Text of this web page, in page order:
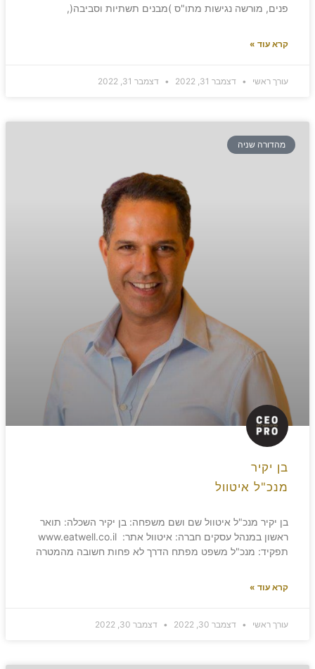
פנים, מורשה נגישות מתו"ס )מבנים תשתיות וסביבה(,
קרא עוד »
עורך ראשי דצמבר 31, 2022 דצמבר 31, 2022
מהדורה שניה
בן יקיר
מנכ"ל איטוול
בן יקיר מנכ"ל איטוול שם ושם משפחה: בן יקיר השכלה: תואר
ראשון במנהל עסקים חברה: איטוול אתר: www.eatwell.co.il
תפקיד: מנכ"ל משפט מפתח הדרך לא פחות חשובה מהמטרה
קרא עוד »
עורך ראשי דצמבר 30, 2022 דצמבר 30, 2022